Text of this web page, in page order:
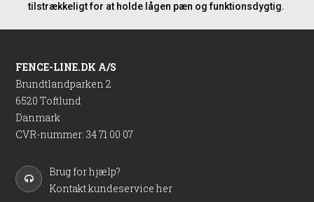
tilstrækkeligt for at holde lågen pæn og funktionsdygtig.
FENCE-LINE.DK A/S
Brundtlandparken 2
6520 Toftlund
Danmark
CVR-nummer: 34 71 00 07
Brug for hjælp?
Kontakt kundeservice her